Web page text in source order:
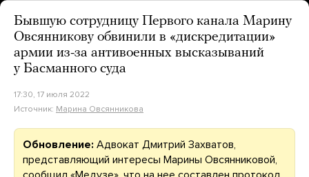
Бывшую сотрудницу Первого канала Марину
Овсянникову обвинили в «дискредитации»
армии из-за антивоенных высказываний
у Басманного суда
17:30, 17 июля 2022
Источник: Марина Овсянникова
Обновление: Адвокат Дмитрий Захватов,
представляющий интересы Марины Овсянниковой,